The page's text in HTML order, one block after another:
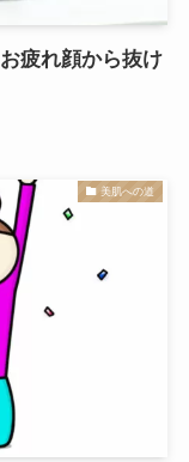
疲れ顔から抜け
美肌への道